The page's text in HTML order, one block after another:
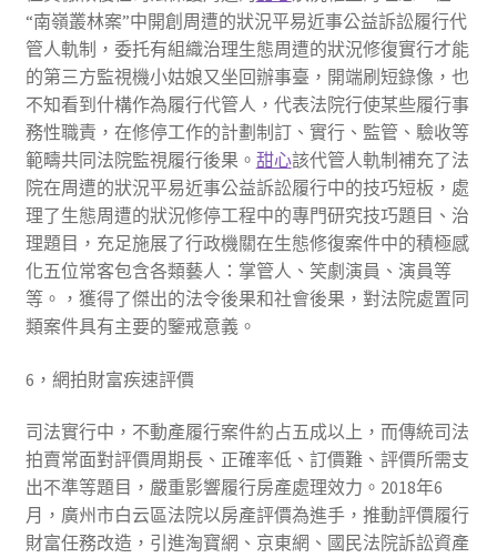
“南嶺叢林案”中開創周遭的狀況平易近事公益訴訟履行代
管人軌制，委托有組織治理生態周遭的狀況修復實行才能
的第三方監視機小姑娘又坐回辦事臺，開端刷短錄像，也
不知看到什構作為履行代管人，代表法院行使某些履行事
務性職責，在修停工作的計劃制訂、實行、監管、驗收等
範疇共同法院監視履行後果。 甜心該代管人軌制補充了法
院在周遭的狀況平易近事公益訴訟履行中的技巧短板，處
理了生態周遭的狀況修停工程中的專門研究技巧題目、治
理題目，充足施展了行政機關在生態修復案件中的積極感
化五位常客包含各類藝人：掌管人、笑劇演員、演員等
等。，獲得了傑出的法令後果和社會後果，對法院處置同
類案件具有主要的鑒戒意義。
6，網拍財富疾速評價
司法實行中，不動產履行案件約占五成以上，而傳統司法
拍賣常面對評價周期長、正確率低、訂價難、評價所需支
出不準等題目，嚴重影響履行房產處理效力。2018年6
月，廣州市白云區法院以房產評價為進手，推動評價履行
財富任務改造，引進淘寶網、京東網、國民法院訴訟資產